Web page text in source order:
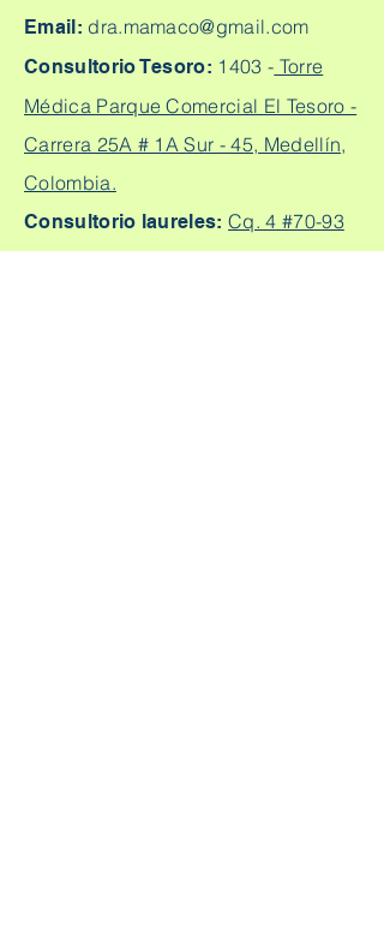
Email: dra.mamaco@gmail.com
Consultorio Tesoro: 1403 - Torre
Médica Parque Comercial El Tesoro -
Carrera 25A # 1A Sur - 45, Medellín,
Colombia.
Consultorio laureles:Cq. 4 #70-93